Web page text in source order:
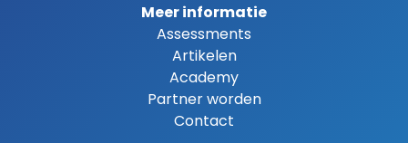
Meer informatie
Assessments
Artikelen
Academy
Partner worden
Contact